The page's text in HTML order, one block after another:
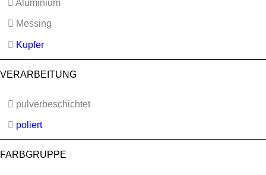
Aluminium
Messing
Kupfer
VERARBEITUNG
pulverbeschichtet
poliert
FARBGRUPPE